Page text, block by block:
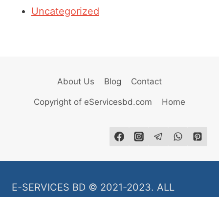
Uncategorized
About Us Blog Contact
Copyright of eServicesbd.com Home
E-SERVICES BD © 2021-2023. ALL